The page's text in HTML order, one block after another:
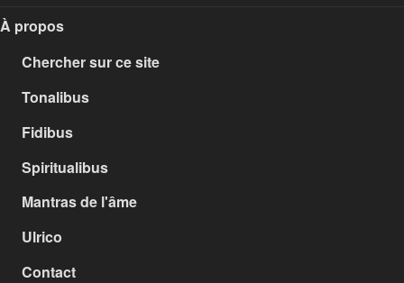
À propos
Chercher sur ce site
Tonalibus
Fidibus
Spiritualibus
Mantras de l'âme
Ulrico
Contact